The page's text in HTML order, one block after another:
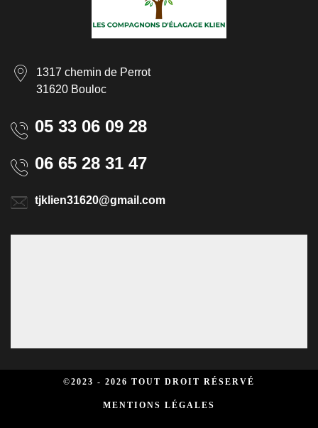
1317 chemin de Perrot
31620 Bouloc
05 33 06 09 28
06 65 28 31 47
tjklien31620@gmail.com
©2023 - 2026 TOUT DROIT RÉSERVÉ
MENTIONS LÉGALES